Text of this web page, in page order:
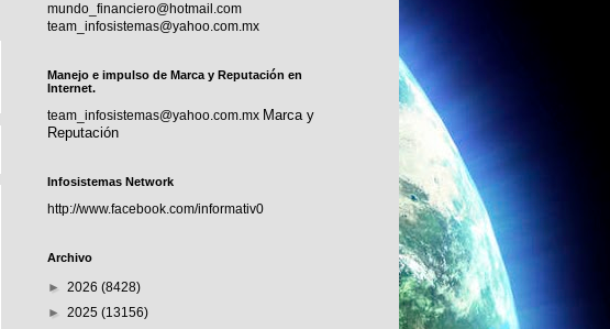
mundo_financiero@hotmail.com
team_infosistemas@yahoo.com.mx
Manejo e impulso de Marca y Reputación en
Internet.
team_infosistemas@yahoo.com.mx Marca y
Reputación
Infosistemas Network
http://www.facebook.com/informativ0
Archivo
► 2026 (8428)
► 2025 (13156)